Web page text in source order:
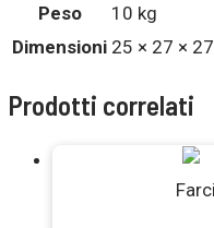
Peso
10 kg
Dimensioni 25 × 27 ×
Prodotti correlati